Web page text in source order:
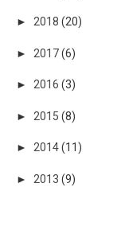
►2018(20)
► 2017(6)
►2016(3)
► 2015(8)
►2014(11)
► 2013(9)